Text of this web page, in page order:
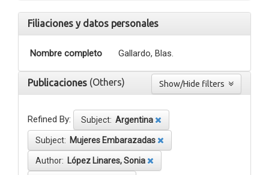
Filiaciones y datos personales
Nombre completo Gallardo, Blas.
Publicaciones (Others)
Refined By: Subject: Argentina
Subject: Mujeres Embarazadas
Author: López Linares, Sonia